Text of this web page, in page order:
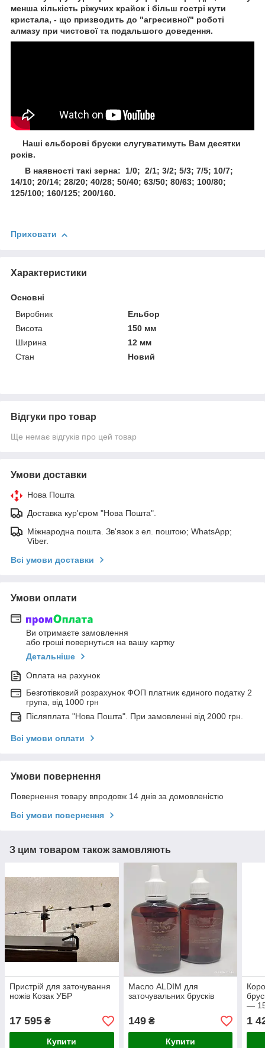
менша кількість ріжучих крайок і більш гострі кути
кристала, - що призводить до "агресивної" роботі
алмазу при чистової та подальшого доведення.
Наші ельборові бруски слугуватимуть Вам десятки
років.
В наявності такі зерна: 1/0; 2/1; 3/2; 5/3; 7/5; 10/7;
14/10; 20/14; 28/20; 40/28; 50/40; 63/50; 80/63; 100/80;
125/100; 160/125; 200/160.
Приховати
Характеристики
Основні
Виробник
Ельбор
Висота
150 мм
Ширина
12 мм
Стан
Новий
Відгуки про товар
Ще немає відгуків про цей товар
Умови доставки
Нова Пошта
Доставка кур'єром "Нова Пошта".
Міжнародна пошта. Зв'язок з ел. поштою; WhatsApp;
Viber.
Всі умови доставки
Умови оплати
Ви отримаєте замовлення
або гроші повернуться на вашу картку
Детальніше
Оплата на рахунок
Безготівковий розрахунок ФОП платник єдиного податку 2
група, від 1000 грн
Післяплата "Нова Пошта". При замовленні від 2000 грн.
Всі умови оплати
Умови повернення
Повернення товару впродовж 14 днів за домовленістю
Всі умови повернення
З цим товаром також замовляють
Пристрій для заточування
ножів Козак УБР
17 595 ₴
Купити
Масло ALDIM для
заточувальних брусків
149₴
Купити
—
1